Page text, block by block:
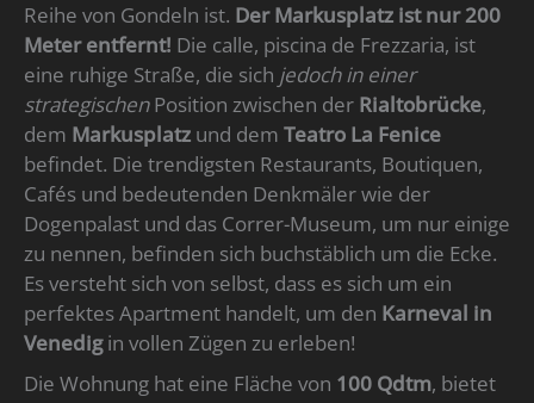
Reihe von Gondeln ist. Der Markusplatz ist nur 200
Meter entfernt! Die calle, piscina de Frezzaria, ist
eine ruhige Straße, die sich jedoch in einer
strategischenPosition zwischen der Rialtobrücke,
dem Markusplatz und dem Teatro La Fenice
befindet. Die trendigsten Restaurants, Boutiquen,
Cafés und bedeutenden Denkmäler wie der
Dogenpalast und das Correr-Museum, um nur einige
zu nennen, befinden sich buchstäblich um die Ecke.
Es versteht sich von selbst, dass es sich um ein
perfektes Apartment handelt, um den Karneval in
Venedigin vollen Zügen zu erleben!
Die Wohnung hat eine Fläche von 100 Qdtm, bietet